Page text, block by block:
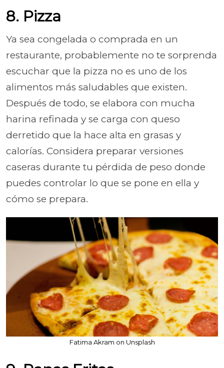
8. Pizza
Ya sea congelada o comprada en un
restaurante, probablemente no te sorprenda
escuchar que la pizza no es uno de los
alimentos más saludables que existen.
Después de todo, se elabora con mucha
harina refinada y se carga con queso
derretido que la hace alta en grasas y
calorías. Considera preparar versiones
caseras durante tu pérdida de peso donde
puedes controlar lo que se pone en ella y
cómo se prepara.
Fatima Akram on Unsplash